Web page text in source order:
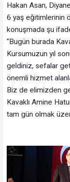
Hakan Asan,
6 yaş eğitimlerinin
konuşmada şu
"Bugün burada
Kursumuzun yıl
geldiniz, sefalar
önemli hizmet
Biz de elimizden
Kavaklı Amine
tam gün olmak